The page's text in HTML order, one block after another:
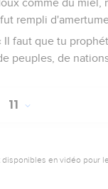
comme du miel,
rempli
Il faut que tu
peuples, de
11
en vidéo pour